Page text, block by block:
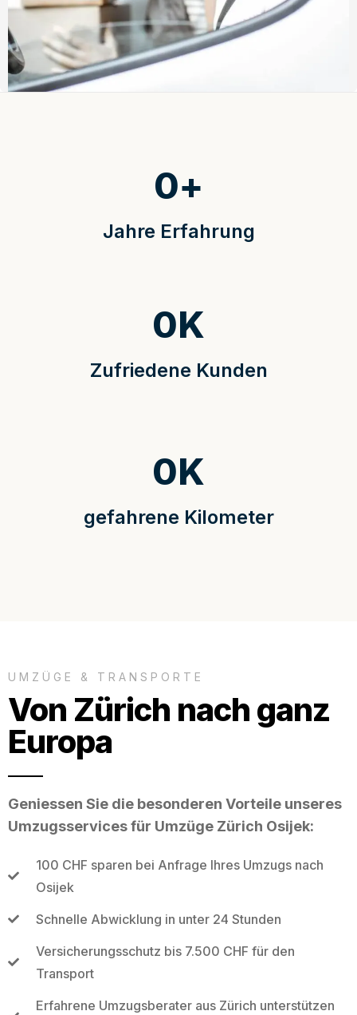
Jahre Erfahrung
0+
Zufriedene Kunden
0K
gefahrene Kilometer
0K
UMZÜGE & TRANSPORTE
Von Zürich nach ganz
Europa
Geniessen Sie die besonderen Vorteile unseres
Umzugsservices für Umzüge Zürich Osijek:
100 CHF sparen bei Anfrage Ihres Umzugs nach
Osijek
Schnelle Abwicklung in unter 24 Stunden
Versicherungsschutz bis 7.500 CHF für den
Transport
Erfahrene Umzugsberater aus Zürich unterstützen